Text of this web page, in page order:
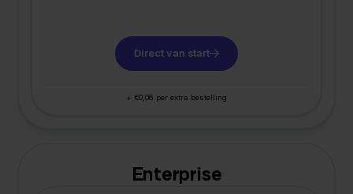
Direct van start
+ €0,06 per extra bestelling
Enterprise